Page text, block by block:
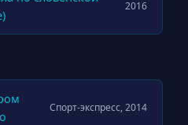
2016
Спорт-экспресс, 2014